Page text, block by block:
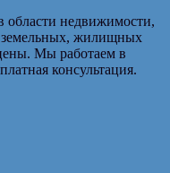
недвижимости,
земельных, жилищных
Мы работаем в
консультация.